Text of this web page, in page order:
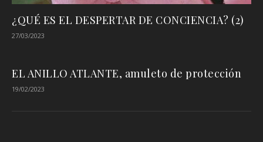
¿QUÉ ES EL DESPERTAR DE CONCIENCIA? (2)
27/03/2023
EL ANILLO ATLANTE, amuleto de protección
19/02/2023